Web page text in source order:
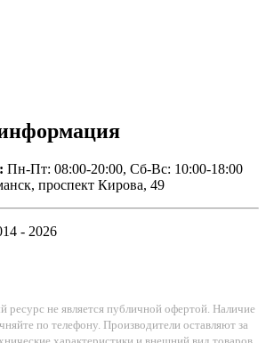
Пн-Пт: 08:00-20:00, Сб-Вс: 10:00-18:00
проспект Кирова, 49
- 2026
не является публичной офертой. Наличие
по телефону. Производители оставляют за